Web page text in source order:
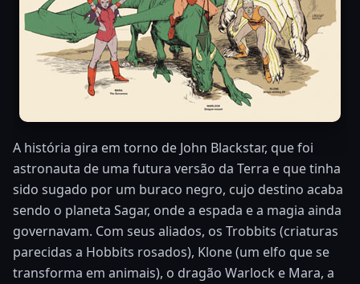
A história gira em torno de John Blackstar, que foi
astronauta de uma futura versão da Terra e que tinha
sido sugado por um buraco negro, cujo destino acaba
sendo o planeta Sagar, onde a espada e a magia ainda
governavam. Com seus aliados, os Trobbits (criaturas
parecidas a Hobbits rosados), Klone (um elfo que se
transforma em animais), o dragão Warlock e Mara, a